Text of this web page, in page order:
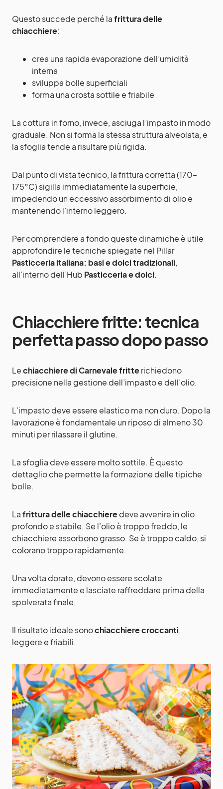
Questo succede perché lafrittura delle
chiacchiere:
crea una rapida evaporazione dell’umidità
interna
sviluppa bolle superficiali
forma una crosta sottile e friabile
La cottura in forno, invece, asciuga l’impasto in modo
graduale. Non si forma la stessa struttura alveolata, e
la sfoglia tende a risultare più rigida.
Dal punto di vista tecnico, la frittura corretta (170–
175°C) sigilla immediatamente la superficie,
impedendo un eccessivo assorbimento di olio e
mantenendo l’interno leggero.
Per comprendere a fondo queste dinamiche è utile
approfondire le tecniche spiegate nel Pillar
Pasticceria italiana: basi e dolci tradizionali,
all’interno dell’Hub Pasticceria e dolci.
Chiacchiere fritte: tecnica
perfetta passo dopo passo
Lechiacchiere di Carnevale fritterichiedono
precisione nella gestione dell’impasto e dell’olio.
L’impasto deve essere elastico ma non duro. Dopo la
lavorazione è fondamentale un riposo di almeno 30
minuti per rilassare il glutine.
La sfoglia deve essere molto sottile. È questo
dettaglio che permette la formazione delle tipiche
bolle.
Lafrittura delle chiacchieredeve avvenire in olio
profondo e stabile. Se l’olio è troppo freddo, le
chiacchiere assorbono grasso. Se è troppo caldo, si
colorano troppo rapidamente.
Una volta dorate, devono essere scolate
immediatamente e lasciate raffreddare prima della
spolverata finale.
Il risultato ideale sonochiacchiere croccanti,
leggere e friabili.